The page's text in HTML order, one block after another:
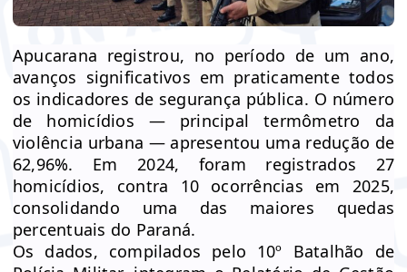
Apucarana registrou, no período de um ano,
avanços significativos em praticamente todos
os indicadores de segurança pública. O número
de homicídios — principal termômetro da
violência urbana — apresentou uma redução de
62,96%. Em 2024, foram registrados 27
homicídios, contra 10 ocorrências em 2025,
consolidando uma das maiores quedas
percentuais do Paraná.
Os dados, compilados pelo 10º Batalhão de